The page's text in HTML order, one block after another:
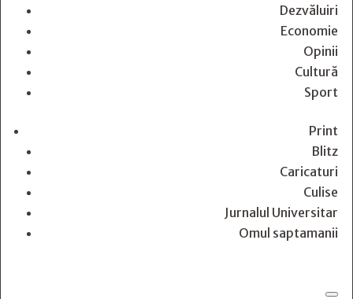
Dezvăluiri
Economie
Opinii
Cultură
Sport
Print
Blitz
Caricaturi
Culise
Jurnalul Universitar
Omul saptamanii